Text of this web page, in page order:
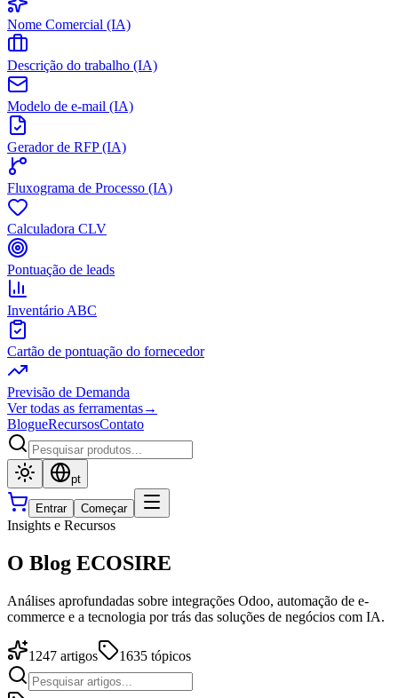
Nome Comercial (IA)
Descrição do trabalho (IA)
Modelo de e-mail (IA)
Gerador de RFP (IA)
Fluxograma de Processo (IA)
Calculadora CLV
Pontuação de leads
Inventário ABC
Cartão de pontuação do fornecedor
Previsão de Demanda
Ver todas as ferramentas→
BlogueRecursosContato
pt
Entrar Começar
Insights e Recursos
O Blog ECOSIRE
Análises aprofundadas sobre integrações Odoo, automação de e-
commerce e a tecnologia por trás das soluções de negócios com IA.
1247 artigos 1635 tópicos